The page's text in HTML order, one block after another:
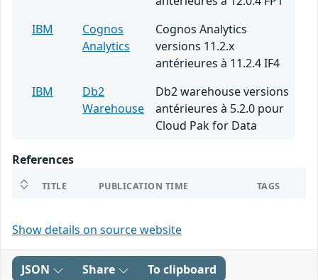
IBM
Cognos
Analytics
Cognos Analytics
versions 11.2.x
antérieures à 11.2.4 IF4
IBM
Db2
Warehouse
Db2 warehouse versions
antérieures à 5.2.0 pour
Cloud Pak for Data
References
TITLE PUBLICATION TIME TAGS
Show details on source website
JSON Share To clipboard